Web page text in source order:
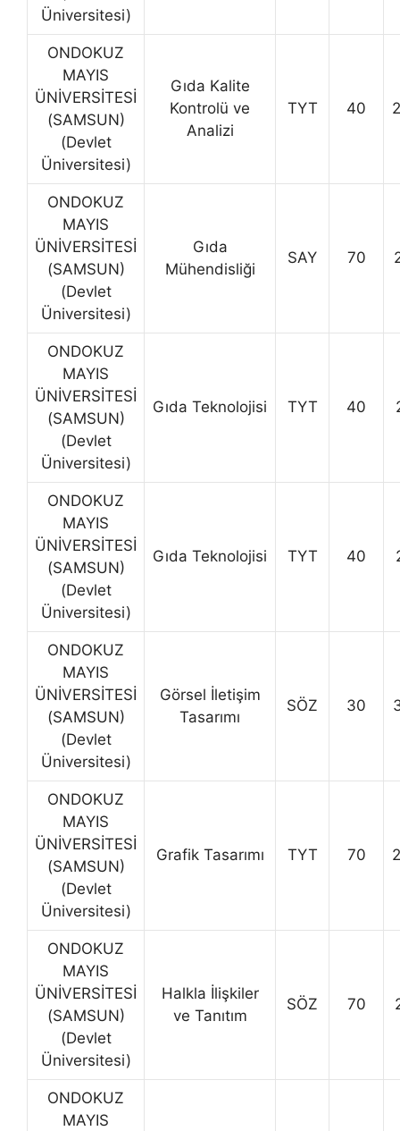
Üniversitesi)
ONDOKUZ
MAYIS
ÜNİVERSİTESİ
(SAMSUN)
(Devlet
Üniversitesi)
Gıda Kalite
Kontrolü ve
Analizi
TYT 40
ONDOKUZ
MAYIS
ÜNİVERSİTESİ
(SAMSUN)
(Devlet
Üniversitesi)
Gıda
Mühendisliği
SAY 70
ONDOKUZ
MAYIS
ÜNİVERSİTESİ
(SAMSUN)
(Devlet
Üniversitesi)
Gıda Teknolojisi TYT 40
ONDOKUZ
MAYIS
ÜNİVERSİTESİ
(SAMSUN)
(Devlet
Üniversitesi)
Gıda Teknolojisi TYT 40
ONDOKUZ
MAYIS
ÜNİVERSİTESİ
(SAMSUN)
(Devlet
Üniversitesi)
Görsel İletişim
Tasarımı
SÖZ 30
ONDOKUZ
MAYIS
ÜNİVERSİTESİ
(SAMSUN)
(Devlet
Üniversitesi)
Grafik Tasarımı TYT 70
ONDOKUZ
MAYIS
ÜNİVERSİTESİ
(SAMSUN)
(Devlet
Üniversitesi)
Halkla İlişkiler
ve Tanıtım
SÖZ 70
ONDOKUZ
MAYIS